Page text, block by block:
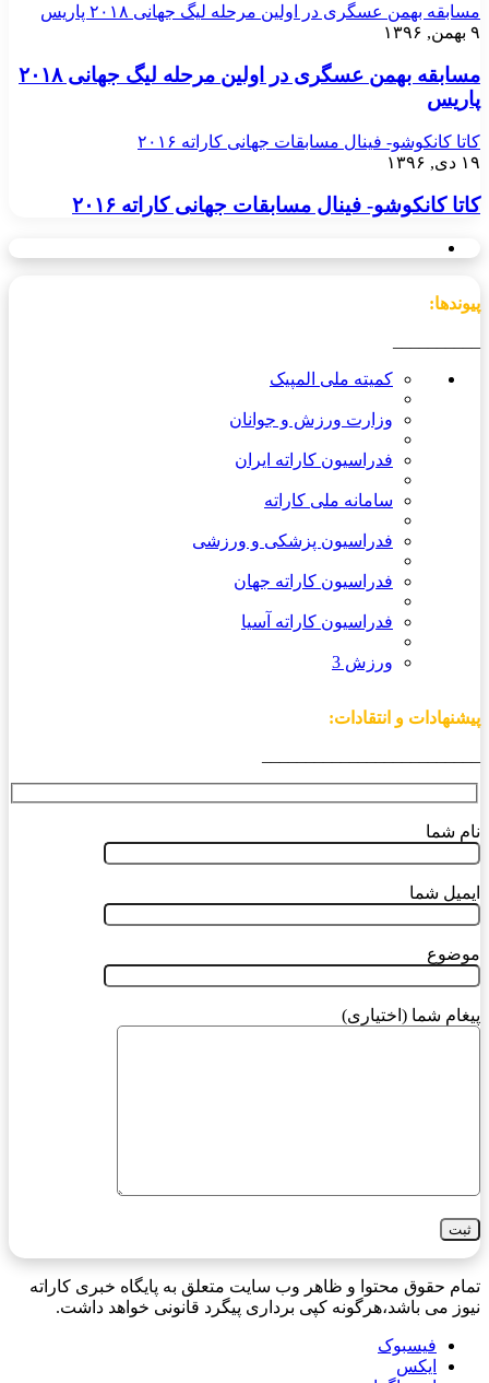
مسابقه بهمن عسگری در اولین مرحله لیگ جهانی ۲۰۱۸ پاریس
۹ بهمن, ۱۳۹۶
مسابقه بهمن عسگری در اولین مرحله لیگ جهانی ۲۰۱۸
پاریس
کاتا کانکوشو- فینال مسابقات جهانی کاراته ۲۰۱۶
۱۹ دی, ۱۳۹۶
کاتا کانکوشو- فینال مسابقات جهانی کاراته ۲۰۱۶
پیوندها:
کمیته ملی المپیک
وزارت ورزش و جوانان
فدراسیون کاراته ایران
سامانه ملی کاراته
فدراسیون پزشکی و ورزشی
فدراسیون کاراته جهان
فدراسیون کاراته آسیا
ورزش 3
پیشنهادات و انتقادات:
نام شما
ایمیل شما
موضوع
پیغام شما (اختیاری)
تمام حقوق محتوا و ظاهر وب سایت متعلق به پایگاه خبری کاراته
نیوز می باشد،هرگونه کپی برداری پیگرد قانونی خواهد داشت.
فیسبوک
ایکس